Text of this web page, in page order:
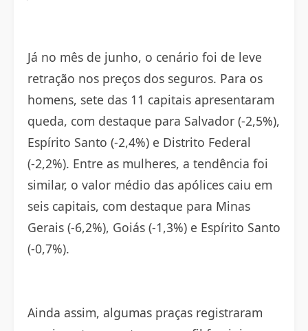
Já no mês de junho, o cenário foi de leve
retração nos preços dos seguros. Para os
homens, sete das 11 capitais apresentaram
queda, com destaque para Salvador (-2,5%),
Espírito Santo (-2,4%) e Distrito Federal
(-2,2%). Entre as mulheres, a tendência foi
similar, o valor médio das apólices caiu em
seis capitais, com destaque para Minas
Gerais (-6,2%), Goiás (-1,3%) e Espírito Santo
(-0,7%).
Ainda assim, algumas praças registraram